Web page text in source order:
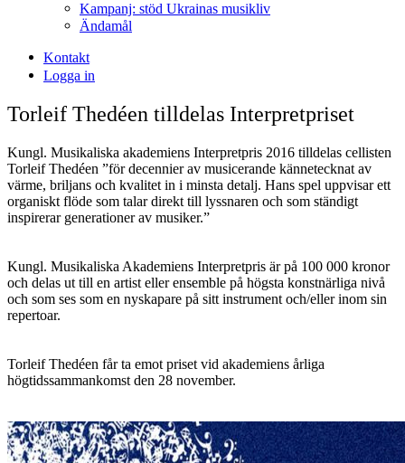
Kampanj: stöd Ukrainas musikliv
Ändamål
Kontakt
Logga in
Torleif Thedéen tilldelas Interpretpriset
Kungl. Musikaliska akademiens Interpretpris 2016 tilldelas cellisten
Torleif Thedéen ”för decennier av musicerande kännetecknat av
värme, briljans och kvalitet in i minsta detalj. Hans spel uppvisar ett
organiskt flöde som talar direkt till lyssnaren och som ständigt
inspirerar generationer av musiker.”
Kungl. Musikaliska Akademiens Interpretpris är på 100 000 kronor
och delas ut till en artist eller ensemble på högsta konstnärliga nivå
och som ses som en nyskapare på sitt instrument och/eller inom sin
repertoar.
Torleif Thedéen får ta emot priset vid akademiens årliga
högtidssammankomst den 28 november.